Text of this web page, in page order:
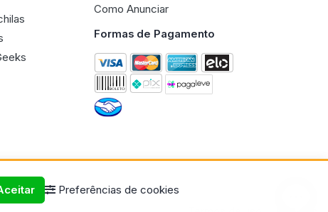
Preferências de cookies
Como Anunciar
Formas de Pagamento